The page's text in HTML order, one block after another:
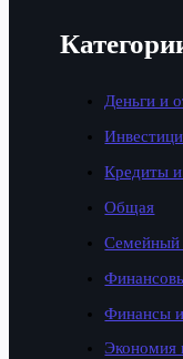
Деньги и
Кредиты и
Общая
Семейный
Финансы
Экономия